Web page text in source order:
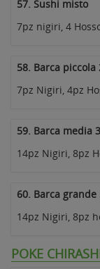
57. Sushi misto
7pz nigiri, 4
58. Barca piccola
7pz Nigiri, 4pz
59. Barca media
14pz Nigiri, 8pz
60. Barca grande
14pz Nigiri, 8pz
POKE